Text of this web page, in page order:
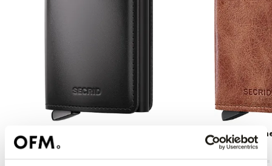
Secrid Portemonnee
100,00
Secrid
75,00